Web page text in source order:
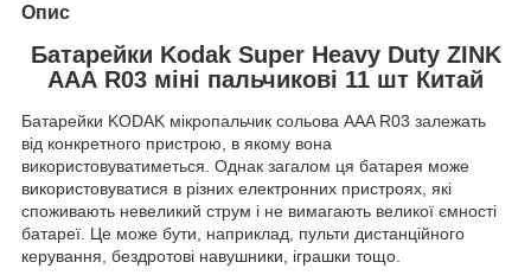
Опис
Батарейки Kodak Super Heavy Duty ZINK
ААА R03 міні пальчикові 11 шт Китай
Батарейки KODAK мікропальчик сольова AAA R03 залежать
від конкретного пристрою, в якому вона
використовуватиметься. Однак загалом ця батарея може
використовуватися в різних електронних пристроях, які
споживають невеликий струм і не вимагають великої ємності
батареї. Це може бути, наприклад, пульти дистанційного
керування, бездротові навушники, іграшки тощо.